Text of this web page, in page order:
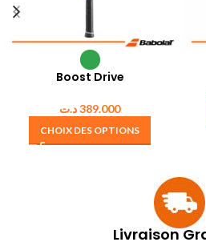
Boost Drive
389.000د.ت
CHOIX DES OPTIONS
Livraison